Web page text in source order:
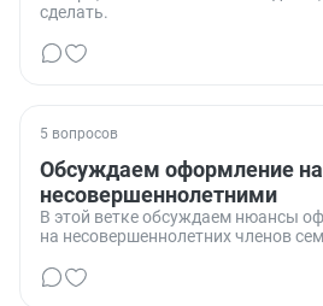
сделать.
5 вопросов
Обсуждаем оформление
несовершеннолетними
В этой ветке обсуждаем нюансы
на несовершеннолетних членов